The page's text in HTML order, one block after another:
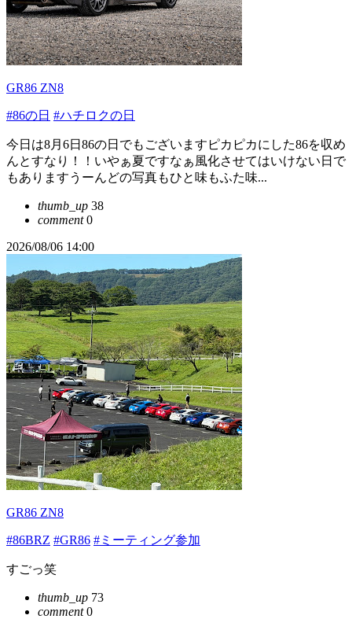
GR86 ZN8
#86の日 #ハチロクの日
今日は8月6日86の日でもございますピカピカにした86を収め
んとすなり！！いやぁ夏ですなぁ風化させてはいけない日で
もありますうーんどの写真もひと味もふた味...
thumb_up 38
comment0
2026/08/06 14:00
GR86 ZN8
#86BRZ #GR86 #ミーティング参加
すごっ笑
thumb_up 73
comment0